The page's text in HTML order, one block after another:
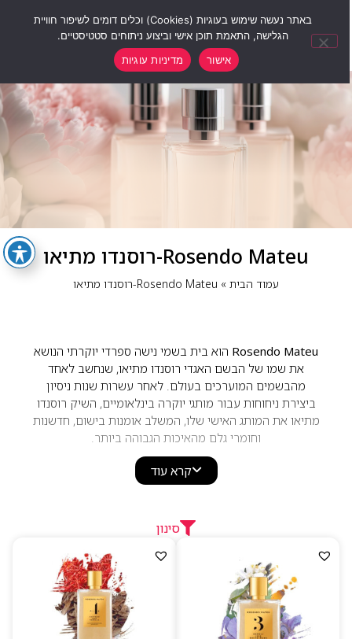
Rosendo Mateu-רוסנדו מתיאו
עמוד הבית» Rosendo Mateu-רוסנדו מתיאו
Rosendo Mateuהוא בית בשמי נישה ספרדי יוקרתי הנושא
את שמו של הבשם האגדי רוסנדו מתיאו, שנחשב לאחד
מהבשמים המוערכים בעולם. לאחר עשרות שנות ניסיון
ביצירת ניחוחות עבור מותגי יוקרה בינלאומיים, השיק רוסנדו
מתיאו את המותג האישי שלו, המשלב אומנות בישום, חדשנות
וחומרי גלם מהאיכות הגבוהה ביותר.
קולקציית הבשמים שלRosendo Mateu
לנשים, לגברים וליוניסקס, המשלבים תווים של פרחים,
מתאפיינים בקומפוזיציות אלגנטיות ומורכבות, עמידות גבוהה
ואיזון יוצא דופן בין עוצמה לעידון. סדרת
זכתה להערכה רבה בקרב חובבי
בשמי נישה, והפכה את המותג לאחד השמות היוקרתיים
והמוערכים בעולם הבישום האמנותי.
קרא עוד
סינון
באתר נעשה שימוש בעוגיות (Cookies) וכלים דומים לשיפור חוויית
הגלישה, התאמת תוכן אישי וביצוע ניתוחים סטטיסטיים.
אישור
מדיניות עוגיות